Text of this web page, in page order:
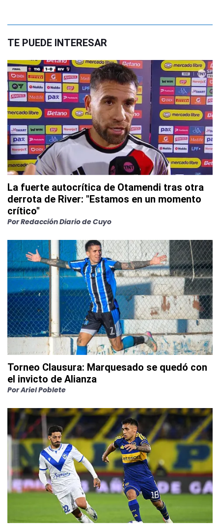
TE PUEDE INTERESAR
La fuerte autocrítica de Otamendi tras otra
derrota de River: "Estamos en un momento
crítico"
PorRedacción Diario de Cuyo
Torneo Clausura: Marquesado se quedó con
el invicto de Alianza
PorAriel Poblete